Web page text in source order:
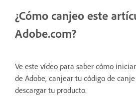
¿Cómo canjeo este
Adobe.com?
Ve este vídeo para saber cómo
de Adobe, canjear tu código de
descargar tu producto.